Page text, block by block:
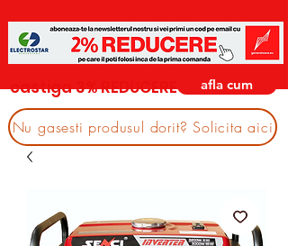
castiga 3% REDUCERE afla cum
Nu gasesti produsul dorit? Solicita aici